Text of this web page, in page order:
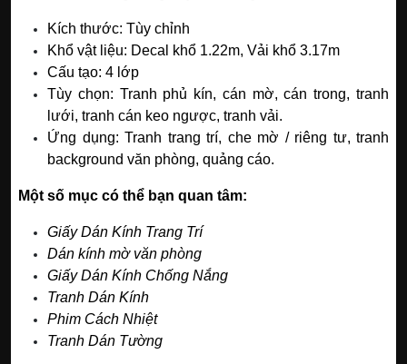
Kích thước: Tùy chỉnh
Khổ vật liệu: Decal khổ 1.22m, Vải khổ 3.17m
Cấu tạo: 4 lớp
Tùy chọn: Tranh phủ kín, cán mờ, cán trong, tranh
lưới, tranh cán keo ngược, tranh vải.
Ứng dụng: Tranh trang trí, che mờ / riêng tư, tranh
background văn phòng, quảng cáo.
Một số mục có thể bạn quan tâm:
Giấy Dán Kính Trang Trí
Dán kính mờ văn phòng
Giấy Dán Kính Chống Nắng
Tranh Dán Kính
Phim Cách Nhiệt
Tranh Dán Tường